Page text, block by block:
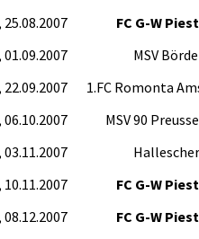
25.08.2007 FC G-W
01.09.2007 MSV
22.09.2007 1.FC Romonta
06.10.2007 MSV 90
03.11.2007
10.11.2007 FC G-W
08.12.2007 FC G-W